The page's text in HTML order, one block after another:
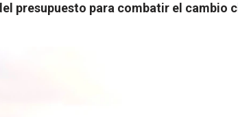
presupuesto para combatir el